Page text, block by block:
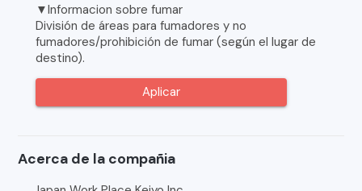
▼Informacion sobre fumar
División de áreas para fumadores y no
fumadores/prohibición de fumar (según el lugar de
destino).
Aplicar
Acerca de la compañia